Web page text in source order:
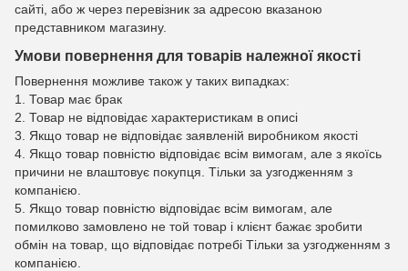
сайті, або ж через перевізник за адресою вказаною
представником магазину.
Умови повернення для товарів належної якості
Повернення можливе також у таких випадках:
1. Товар має брак
2. Товар не відповідає характеристикам в описі
3. Якщо товар не відповідає заявленій виробником якості
4. Якщо товар повністю відповідає всім вимогам, але з якоїсь
причини не влаштовує покупця. Тільки за узгодженням з
компанією.
5. Якщо товар повністю відповідає всім вимогам, але
помилково замовлено не той товар і клієнт бажає зробити
обмін на товар, що відповідає потребі Тільки за узгодженням з
компанією.